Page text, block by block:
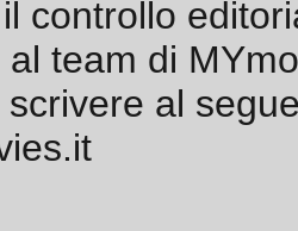
controllo
team di
al